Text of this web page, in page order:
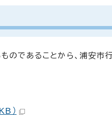
のであることから、浦安市
）